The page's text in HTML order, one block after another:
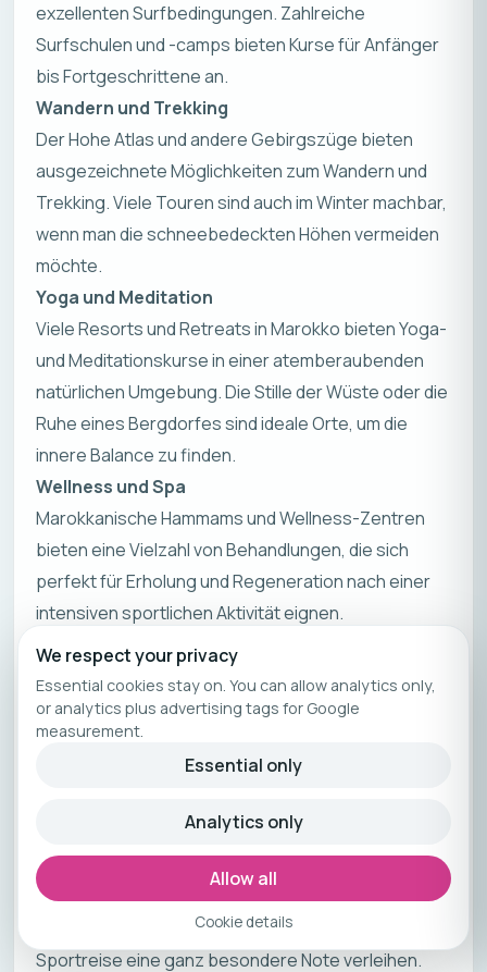
exzellenten Surfbedingungen. Zahlreiche
Surfschulen und -camps bieten Kurse für Anfänger
bis Fortgeschrittene an.
Wandern und Trekking
Der Hohe Atlas und andere Gebirgszüge bieten
ausgezeichnete Möglichkeiten zum Wandern und
Trekking. Viele Touren sind auch im Winter machbar,
wenn man die schneebedeckten Höhen vermeiden
möchte.
Yoga und Meditation
Viele Resorts und Retreats in Marokko bieten Yoga-
und Meditationskurse in einer atemberaubenden
natürlichen Umgebung. Die Stille der Wüste oder die
Ruhe eines Bergdorfes sind ideale Orte, um die
innere Balance zu finden.
Wellness und Spa
Marokkanische Hammams und Wellness-Zentren
bieten eine Vielzahl von Behandlungen, die sich
perfekt für Erholung und Regeneration nach einer
intensiven sportlichen Aktivität eignen.
Gesunde, frische & aromatische Küche
Die marokkanische Küche ist bekannt für ihre
reichen Aromen und gesunden Zutaten wie Olivenöl,
frisches Gemüse und Gewürze wie Kurkuma und
Zimt, die sich positiv auf die allgemeine Gesundheit
Kulturelle Erlebnisse
Ein Besuch in den Souks von Marrakesch, ein
traditionelles marokkanisches Abendessen oder
eine Übernachtung in der Sahara können deiner
Sportreise eine ganz besondere Note verleihen.
We respect your privacy
Essential cookies stay on. You can allow analytics only,
or analytics plus advertising tags for Google
measurement.
Essential only
Analytics only
Allow all
Cookie details